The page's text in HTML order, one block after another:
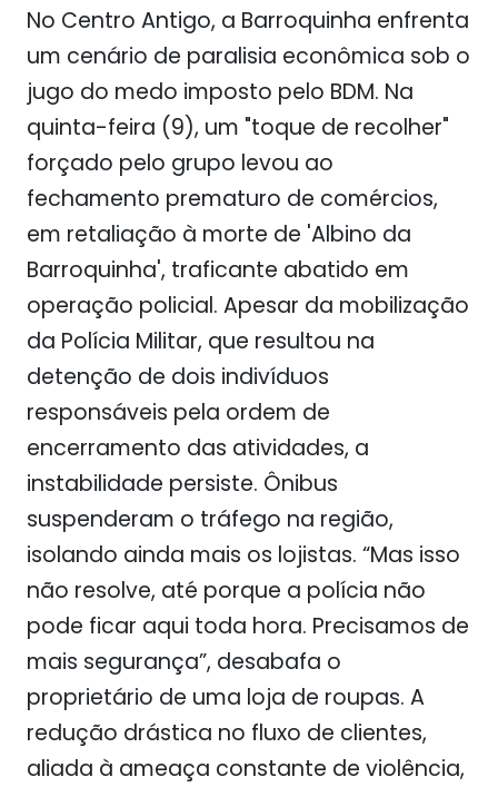
No Centro Antigo, a Barroquinha enfrenta
um cenário de paralisia econômica sob o
jugo do medo imposto pelo BDM. Na
quinta-feira (9), um "toque de recolher"
forçado pelo grupo levou ao
fechamento prematuro de comércios,
em retaliação à morte de 'Albino da
Barroquinha', traficante abatido em
operação policial. Apesar da mobilização
da Polícia Militar, que resultou na
detenção de dois indivíduos
responsáveis pela ordem de
encerramento das atividades, a
instabilidade persiste. Ônibus
suspenderam o tráfego na região,
isolando ainda mais os lojistas. “Mas isso
não resolve, até porque a polícia não
pode ficar aqui toda hora. Precisamos de
mais segurança”, desabafa o
proprietário de uma loja de roupas. A
redução drástica no fluxo de clientes,
aliada à ameaça constante de violência,